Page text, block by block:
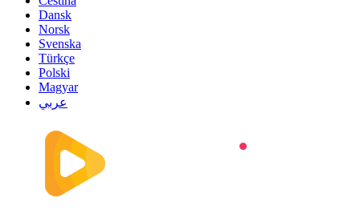
Dansk
Norsk
Svenska
Türkçe
Polski
Magyar
عربي